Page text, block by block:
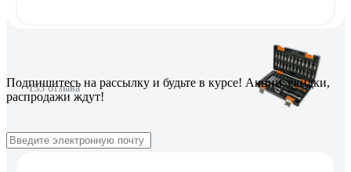
153 отзыва
Отзыв о Вихрь 73/6/7/2
Подпишитесь на рассылку и будьте в курсе! Акции, скидки,
распродажи ждут!